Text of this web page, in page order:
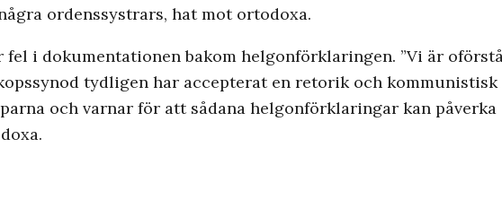
ordenssystrars, hat mot ortodoxa.
i dokumentationen bakom helgonförklaringen. ”Vi är
tydligen har accepterat en retorik och kommunistisk
och varnar för att sådana helgonförklaringar kan påverka